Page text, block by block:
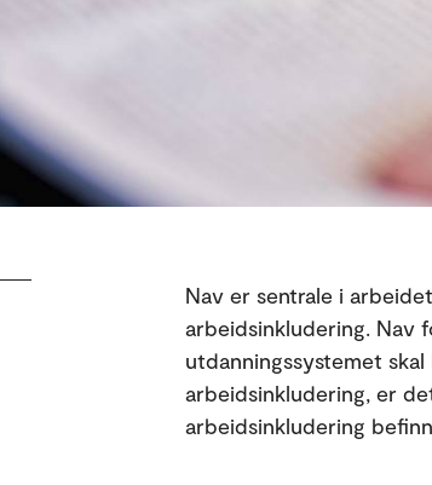
Nav er sentrale i
arbeidsinkludering. Nav
utdanningssystemet
arbeidsinkludering, er
arbeidsinkludering